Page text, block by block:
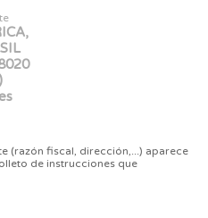
(razón fiscal, dirección,...) aparece
de instrucciones que